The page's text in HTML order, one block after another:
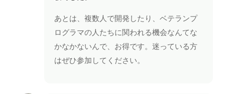
あとは、複数人で開発したり、ベテランプ
ログラマの人たちに関われる機会なんてな
かなかないんで、お得です。迷っている方
はぜひ参加してください。